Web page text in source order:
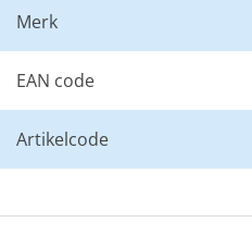
Merk
EAN code
Artikelcode